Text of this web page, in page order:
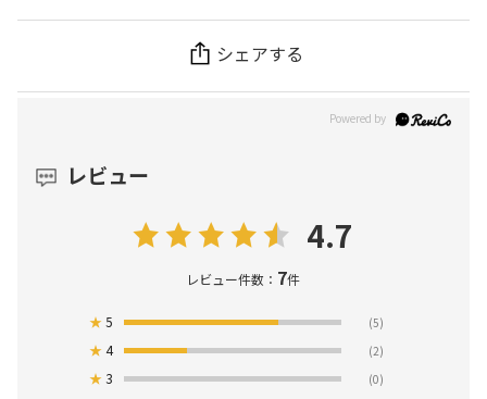
シェアする
レビュー
4.7
レビュー件数： 7件
★5 (5)
★4 (2)
★3 (0)